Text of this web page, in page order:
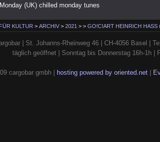
(UK) chilled monday tunes
KULTUR >ARCHIV >2021 >>GO!C!ART HEINRICH HASS
| St. Johanns-Rheinweg 46 | CH-4056 Basel |
täglich geöffnet | Sonntag bis Donnerstag 16h-1h |
cargobar gmbh | hosting powered by oriented.net|